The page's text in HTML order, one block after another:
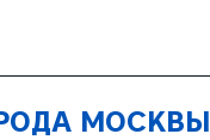
МОСКВЫ